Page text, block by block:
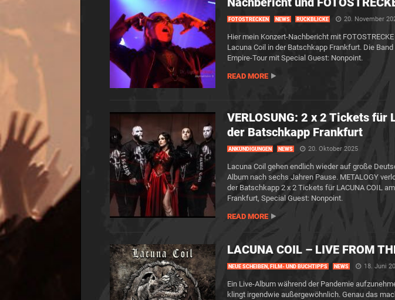
FOTOSTRECKEN NEWS RÜCKBLICKE 20. November
Hier mein Konzert-Nachbericht mit
Lacuna Coil in der Batschkapp Frankfurt. Die
Empire-Tour mit Special Guest: Nonpoint.
READ MORE
VERLOSUNG: 2 x 2 Tickets für
der Batschkapp Frankfurt
ANKÜNDIGUNGEN NEWS 20. Oktober 2025
Lacuna Coil gehen endlich wieder auf große
Album nach sechs Jahren Pause. METALOGY
der Batschkapp 2 x 2 Tickets für LACUNA COIL
Frankfurt, Special Guest: Nonpoint.
READ MORE
LACUNA COIL – LIVE FROM
NEUE SCHEIBEN, FILM- UND BUCHTIPPS NEWS 18. Juni
Ein Live-Album während der Pandemie
klingt irgendwie außergewöhnlich. Genau das